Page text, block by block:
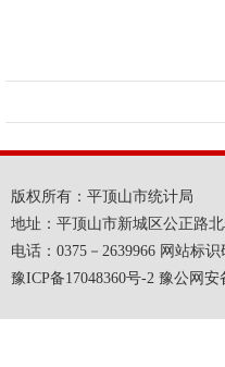
版权所有：平顶山市统计局
地址：平顶山市新城区公正路
电话：0375－2639966 网站标识
豫ICP备17048360号-2 豫公网安